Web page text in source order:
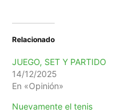
Relacionado
JUEGO, SET Y PARTIDO
14/12/2025
En «Opinión»
Nuevamente el tenis